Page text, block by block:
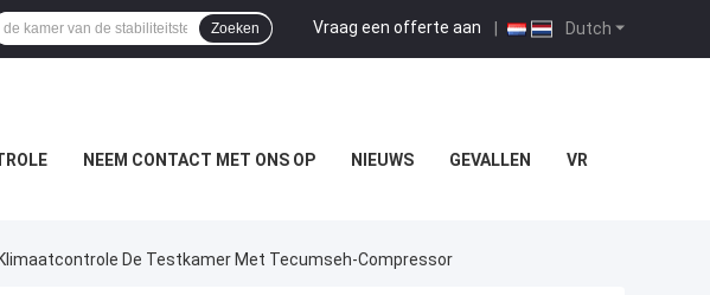
Dutch
Vraag een offerte aan |
Zoeken
NEEM CONTACT MET ONS OP NIEUWS GEVALLEN VR
De Testkamer Met Tecumseh-Compressor